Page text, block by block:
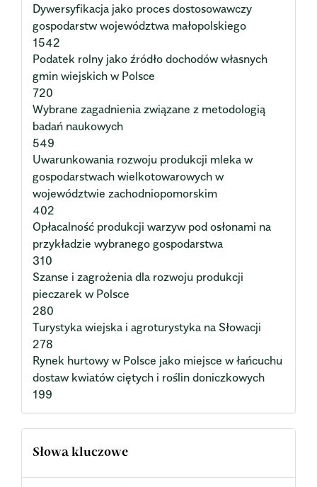
Dywersyfikacja jako proces dostosowawczy
gospodarstw województwa małopolskiego
1542
Podatek rolny jako źródło dochodów własnych
gmin wiejskich w Polsce
720
Wybrane zagadnienia związane z metodologią
badań naukowych
549
Uwarunkowania rozwoju produkcji mleka w
gospodarstwach wielkotowarowych w
województwie zachodniopomorskim
402
Opłacalność produkcji warzyw pod osłonami na
przykładzie wybranego gospodarstwa
310
Szanse i zagrożenia dla rozwoju produkcji
pieczarek w Polsce
280
Turystyka wiejska i agroturystyka na Słowacji
278
Rynek hurtowy w Polsce jako miejsce w łańcuchu
dostaw kwiatów ciętych i roślin doniczkowych
199
Słowa kluczowe